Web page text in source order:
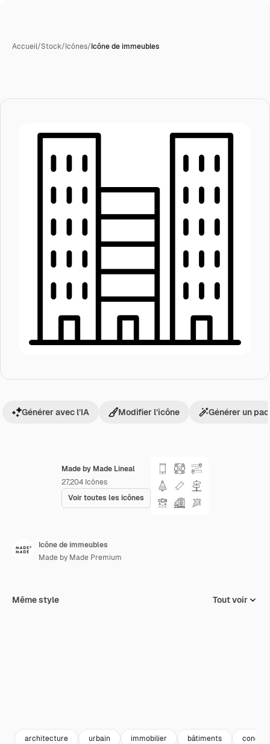
Accueil/Stock/Icônes/Icône de immeubles
Made by Made Lineal
27,204 Icônes
Voir toutes les icônes
Générer avec l’IA Modifier l’icône Générer un
Icône de immeubles
Made by Made Premium
Même style Tout voir
architecture urbain immobilier bâtiments condo